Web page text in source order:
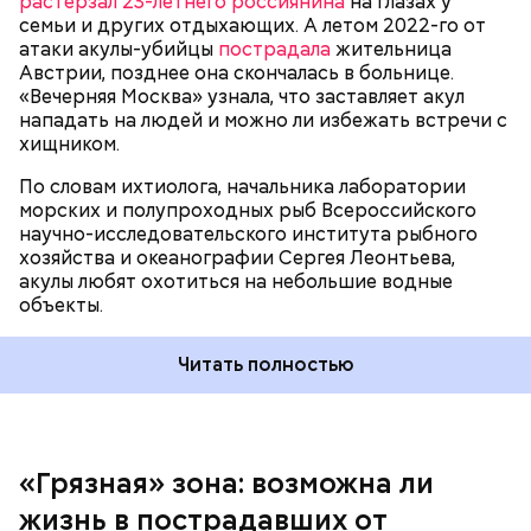
семьи и других отдыхающих. А летом 2022-го от
атаки акулы-убийцы пострадалажительница
Австрии, позднее она скончалась в больнице.
«Вечерняя Москва» узнала, что заставляет акул
нападать на людей и можно ли избежать встречи с
хищником.
По словам ихтиолога, начальника лаборатории
морских и полупроходных рыб Всероссийского
научно-исследовательского института рыбного
хозяйства и океанографии Сергея Леонтьева,
акулы любят охотиться на небольшие водные
объекты.
Читать полностью
«Грязная» зона: возможна ли
жизнь в пострадавших от
Так как расстояния большие, экскурсионные
группы преодолевают первые 15 километров на
Собеседник «Вечерней Москвы» отметил, что еще
несколько лет назад о таких походах даже мечтать
не приходилось, но сегодня это вполне
гидом.
— Ко всем этим рейтингам и часам нужно
относиться скептически, ведь все эти оценки
экспертов, заключения, предположения
ангажированы. Такие заявления кому-то выгодны,
— пояснил эксперт.